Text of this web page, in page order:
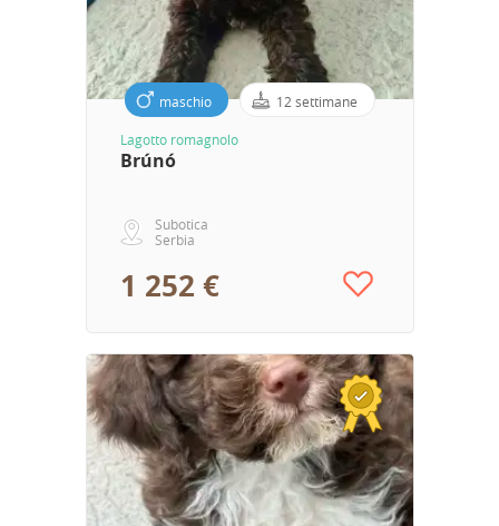
maschio 12 settimane
Lagotto romagnolo
Brúnó
Subotica
Serbia
1 252 €